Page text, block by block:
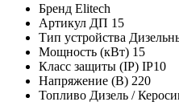
Бренд Elitech
Артикул ДП 15
Тип устройства
Мощность (кВт) 15
Класс защиты (IP) IP10
Напряжение (В) 220
Топливо Дизель /